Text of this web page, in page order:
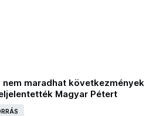
nem maradhat következmények
Magyar Pétert